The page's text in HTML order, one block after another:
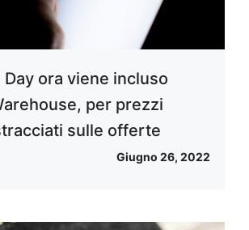
Day ora viene incluso
per prezzi
sulle offerte
Giugno 26, 2022